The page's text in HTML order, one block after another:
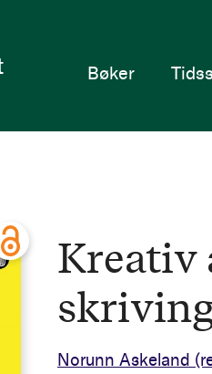
Hjem
Bøker
Kreativ
Norunn Askeland